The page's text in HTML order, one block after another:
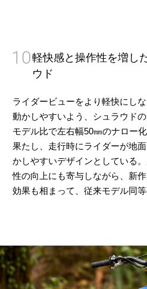
10軽快感と操作性を増し
ウド
ライダービューをより軽快にし
動かしやすいよう、シュラウド
モデル比で左右幅50㎜のナロー
果たし、走行時にライダーが地
かしやすいデザインとしている
性の向上にも寄与しながら、新
効果も相まって、従来モデル同